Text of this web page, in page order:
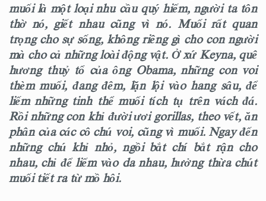
muối là một loại nhu cầu quý hiếm, người ta tôn
thờ nó, giết nhau cũng vì nó. Muối rất quan
trọng cho sự sống, không riêng gì cho con người
mà cho cả những loài động vật. Ở xứ Keyna, quê
hương thuỷ tổ của ông Obama, những con voi
thèm muối, đang đêm, lặn lội vào hang sâu, để
liếm những tinh thể muối tích tụ trên vách đá.
Rồi những con khỉ đười ươi gorillas, theo vết, ăn
phân của các cô chú voi, cũng vì muối. Ngay đến
những chú khỉ nhỏ, ngồi bắt chí bắt rận cho
nhau, chỉ để liếm vào da nhau, hưởng thừa chút
muối tiết ra từ mồ hôi.